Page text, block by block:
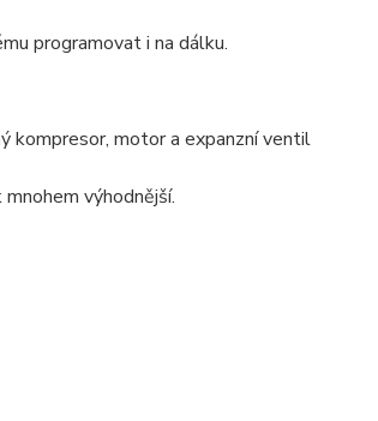
programovat i na dálku.
kompresor, motor a expanzní ventil
výhodnější.